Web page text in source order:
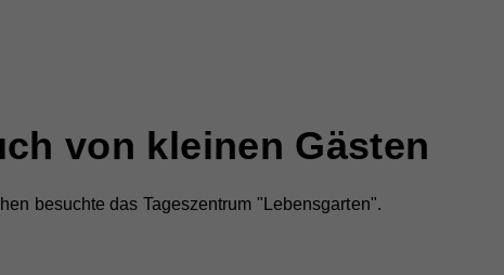
von kleinen Gästen
besuchte das Tageszentrum "Lebensgarten".